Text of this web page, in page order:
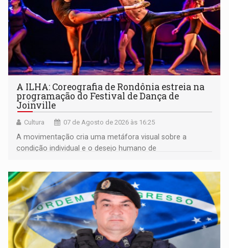
A ILHA: Coreografia de Rondônia estreia na
programação do Festival de Dança de
Joinville
Cultura 07 de Agosto de 2026 às 16:25
A movimentação cria uma metáfora visual sobre a
condição individual e o desejo humano de